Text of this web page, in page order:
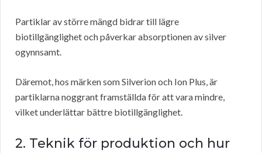
Partiklar av större mängd bidrar till lägre
biotillgänglighet och påverkar absorptionen av silver
ogynnsamt.
Däremot, hos märken som Silverion och Ion Plus, är
partiklarna noggrant framställda för att vara mindre,
vilket underlättar bättre biotillgänglighet.
2. Teknik för produktion och hur